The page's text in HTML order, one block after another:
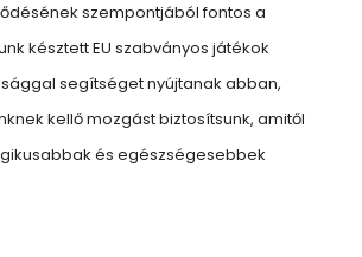
szempontjából fontos a
késztett EU szabványos játékok
segítséget nyújtanak abban,
kellő mozgást biztosítsunk, amitől
és egészségesebbek